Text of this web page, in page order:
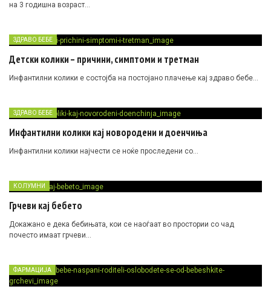
на 3 годишна возраст…
ЗДРАВО БЕБЕ
Детски колики – причини, симптоми и третман
Инфантилни колики е состојба на постојано плачење кај здраво бебе…
ЗДРАВО БЕБЕ
Инфантилни колики кај новородени и доенчиња
Инфантилни колики најчести се ноќе проследени сo…
КОЛУМНИ
Грчеви кај бебето
Докажано е дека бебињата, кои се наоѓаат во простории со чад
почесто имаат грчеви…
ФАРМАЦИЈА